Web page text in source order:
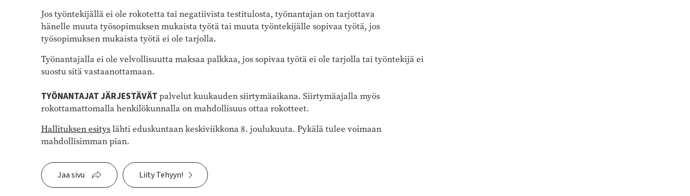
Jos työntekijällä ei ole rokotetta tai negatiivista testitulosta, työnantajan on tarjottava
hänelle muuta työsopimuksen mukaista työtä tai muuta työntekijälle sopivaa työtä, jos
työsopimuksen mukaista työtä ei ole tarjolla.
Työnantajalla ei ole velvollisuutta maksaa palkkaa, jos sopivaa työtä ei ole tarjolla tai työntekijä ei
suostu sitä vastaanottamaan.
TYÖNANTAJAT JÄRJESTÄVÄTpalvelut kuukauden siirtymäaikana. Siirtymäajalla myös
rokottamattomalla henkilökunnalla on mahdollisuus ottaa rokotteet.
Hallituksen esityslähti eduskuntaan keskiviikkona 8. joulukuuta. Pykälä tulee voimaan
mahdollisimman pian.
Jaa sivu Liity Tehyyn!